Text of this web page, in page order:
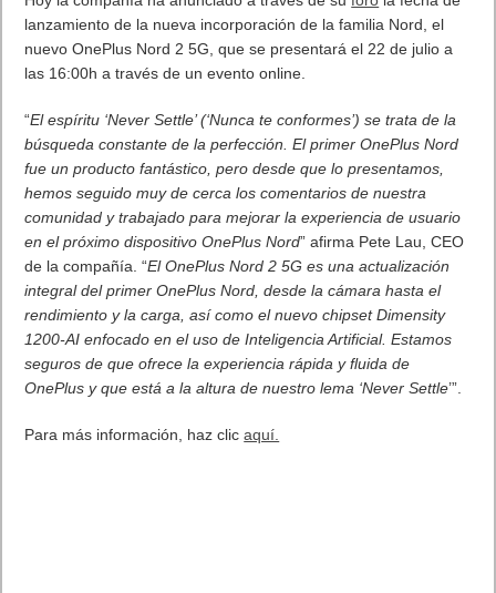
lanzamiento de la nueva incorporación de la familia Nord, el
nuevo OnePlus Nord 2 5G, que se presentará el 22 de julio a
las 16:00h a través de un evento online.
“El espíritu ‘Never Settle’ (‘Nunca te conformes’) se trata de la
búsqueda constante de la perfección. El primer OnePlus Nord
fue un producto fantástico, pero desde que lo presentamos,
hemos seguido muy de cerca los comentarios de nuestra
comunidad y trabajado para mejorar la experiencia de usuario
en el próximo dispositivo OnePlus Nord” afirma Pete Lau, CEO
de la compañía. “El OnePlus Nord 2 5G es una actualización
integral del primer OnePlus Nord, desde la cámara hasta el
rendimiento y la carga, así como el nuevo chipset Dimensity
1200-AI enfocado en el uso de Inteligencia Artificial. Estamos
seguros de que ofrece la experiencia rápida y fluida de
OnePlus y que está a la altura de nuestro lema ‘Never Settle’”.
Para más información, haz clicaquí.